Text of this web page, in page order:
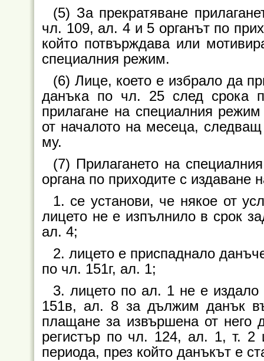
(5) За прекратяване
чл. 109, ал. 4 и 5 органът по
който потвърждава или
специалния режим.
(6) Лице, което е избрало да
данъка по чл. 25 след срока
прилагане на специалния
от началото на месеца,
му.
(7) Прилагането на
органа по приходите с издаване
1. се установи, че някое от
лицето не е изпълнило в срок
ал. 4;
2. лицето е приспаднало
по чл. 151г, ал. 1;
3. лицето по ал. 1 не е издало
151в, ал. 8 за дължим данък
плащане за извършена от него
регистър по чл. 124, ал. 1, т. 2
периода, през който данъкът е